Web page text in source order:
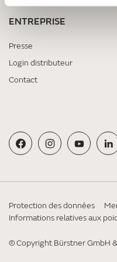
ENTREPRISE
Presse
Login distributeur
Contact
Protection des données
Informations relatives aux
© Copyright Bürstner GmbH